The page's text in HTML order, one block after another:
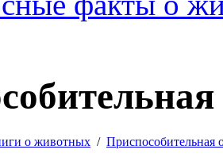
о животных / Приспособительная